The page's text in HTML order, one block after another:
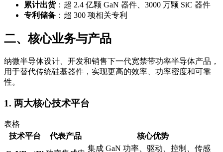
累计出货：超 2.4 亿颗 GaN 器件、3000 万颗 SiC 器件
专利储备 ：超 300 项相关专利
二、核心业务与产品
纳微半导体设计、开发和销售下一代宽禁带功率半导体产品，
用于替代传统硅基器件，实现更高的效率、功率密度和可靠
性。
1. 两大核心技术平台
表格
技术平台
代表产品 核心优势
集成 GaN 功率、驱动、控制、传感